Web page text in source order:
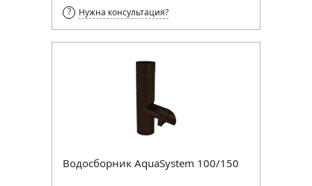
Нужна консультация?
Водосборник AquaSystem 100/150